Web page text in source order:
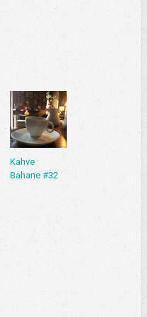
Kahve
Bahane #32